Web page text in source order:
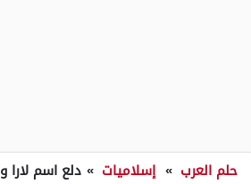
حلم العرب » إسلاميات » دلع اسم